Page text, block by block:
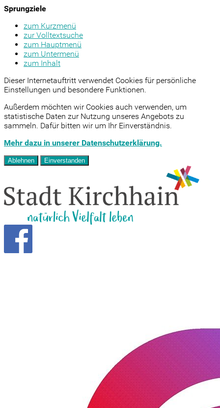
Sprungziele
zum Kurzmenü
zur Volltextsuche
zum Hauptmenü
zum Untermenü
zum Inhalt
Dieser Internetauftritt verwendet Cookies für persönliche
Einstellungen und besondere Funktionen.
Außerdem möchten wir Cookies auch verwenden, um
statistische Daten zur Nutzung unseres Angebots zu
sammeln. Dafür bitten wir um Ihr Einverständnis.
Mehr dazu in unserer Datenschutzerklärung.
Ablehnen Einverstanden